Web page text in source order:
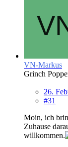
VN-Markus
Grinch
26.
#31
Moin, ich
Zuhause
willkommen.